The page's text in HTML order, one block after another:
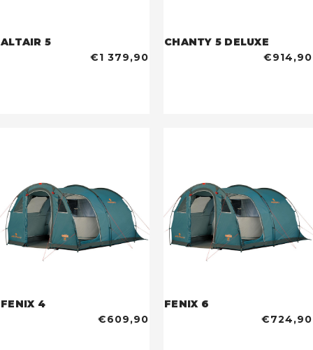
ALTAIR 5
€1 379,90
CHANTY 5 DELUXE
€914,90
FENIX 4
€609,90
FENIX 6
€724,90